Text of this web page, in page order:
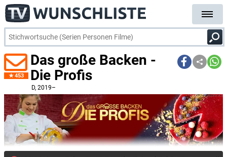
453
Das große Backen -
Die Profis
D, 2019–